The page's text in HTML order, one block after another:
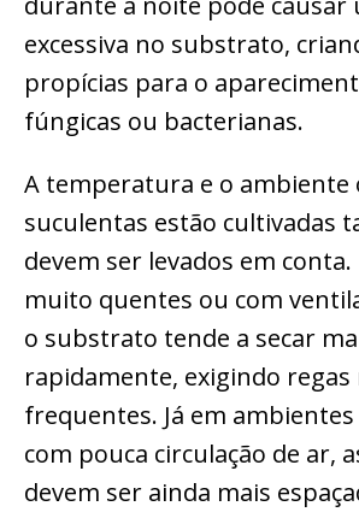
excessiva no substrato,
propícias para o
fúngicas ou bacterianas.
A temperatura e o ambiente
suculentas estão cultivadas
devem ser levados em conta.
muito quentes ou com
o substrato tende a secar
rapidamente, exigindo regas
frequentes. Já em
com pouca circulação de ar,
devem ser ainda mais